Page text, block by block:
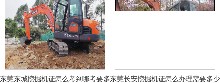
东莞东城挖掘机证怎么考到哪考要多东莞长安挖掘机证怎么办理需要多少